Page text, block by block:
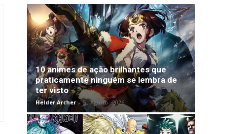
10 animes de ação brilhantes que
praticamente ninguém se lembra de
ter visto
Helder Archer - 5 , Agosto , 2026